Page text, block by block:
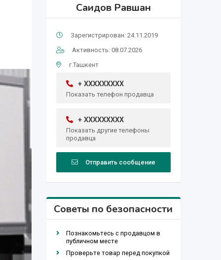
Саидов Равшан
Зарегистрирован: 24.11.2019
Активность: 08.07.2026
г.Ташкент
+ XXXXXXXXX
Показать телефон продавца
+ XXXXXXXXX
Показать другие телефоны
продавца
Отправить сообщение
Советы по безопасности
Познакомьтесь с продавцом в
публичном месте
Проверьте товар перед покупкой